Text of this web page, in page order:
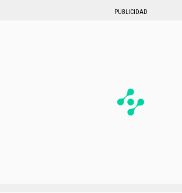
PUBLICIDAD